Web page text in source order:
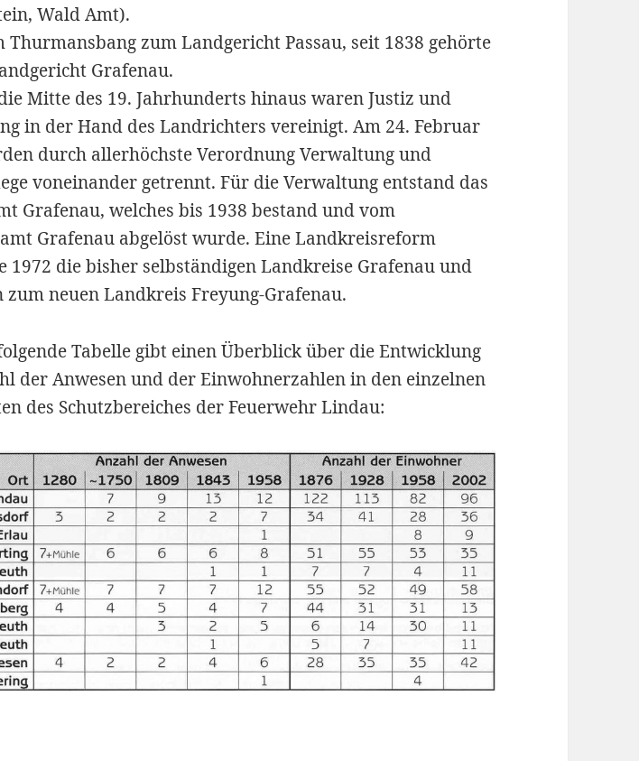
Wald Amt).
Thurmansbang zum Landgericht Passau, seit 1838 gehörte
Grafenau.
Mitte des 19. Jahrhunderts hinaus waren Justiz und
in der Hand des Landrichters vereinigt. Am 24. Februar
durch allerhöchste Verordnung Verwaltung und
voneinander getrennt. Für die Verwaltung entstand das
Grafenau, welches bis 1938 bestand und vom
Grafenau abgelöst wurde. Eine Landkreisreform
1972 die bisher selbständigen Landkreise Grafenau und
zum neuen Landkreis Freyung-Grafenau.
Tabelle gibt einen Überblick über die Entwicklung
der Anwesen und der Einwohnerzahlen in den einzelnen
des Schutzbereiches der Feuerwehr Lindau: